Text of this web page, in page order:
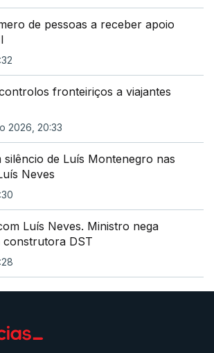
de pessoas a receber apoio
fronteiriços a viajantes
2026, 20:33
silêncio de Luís Montenegro nas
Neves
Luís Neves. Ministro nega
DST